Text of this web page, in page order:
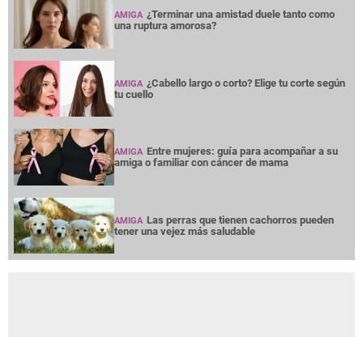
AMIGA ¿Terminar una amistad duele tanto como
una ruptura amorosa?
AMIGA ¿Cabello largo o corto? Elige tu corte según
tu cuello
AMIGA Entre mujeres: guía para acompañar a su
amiga o familiar con cáncer de mama
AMIGA Las perras que tienen cachorros pueden
tener una vejez más saludable